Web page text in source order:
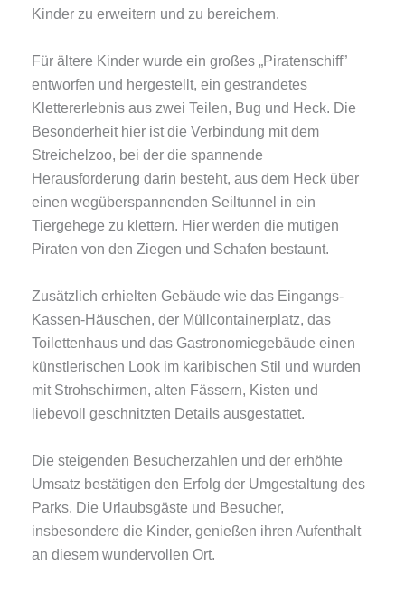
Kinder zu erweitern und zu bereichern.
Für ältere Kinder wurde ein großes „Piratenschiff”
entworfen und hergestellt, ein gestrandetes
Klettererlebnis aus zwei Teilen, Bug und Heck. Die
Besonderheit hier ist die Verbindung mit dem
Streichelzoo, bei der die spannende
Herausforderung darin besteht, aus dem Heck über
einen wegüberspannenden Seiltunnel in ein
Tiergehege zu klettern. Hier werden die mutigen
Piraten von den Ziegen und Schafen bestaunt.
Zusätzlich erhielten Gebäude wie das Eingangs-
Kassen-Häuschen, der Müllcontainerplatz, das
Toilettenhaus und das Gastronomiegebäude einen
künstlerischen Look im karibischen Stil und wurden
mit Strohschirmen, alten Fässern, Kisten und
liebevoll geschnitzten Details ausgestattet.
Die steigenden Besucherzahlen und der erhöhte
Umsatz bestätigen den Erfolg der Umgestaltung des
Parks. Die Urlaubsgäste und Besucher,
insbesondere die Kinder, genießen ihren Aufenthalt
an diesem wundervollen Ort.